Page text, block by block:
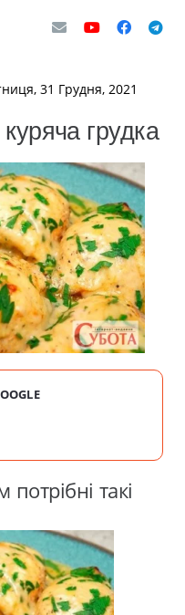
31 Грудня, 2021
грудка
такі